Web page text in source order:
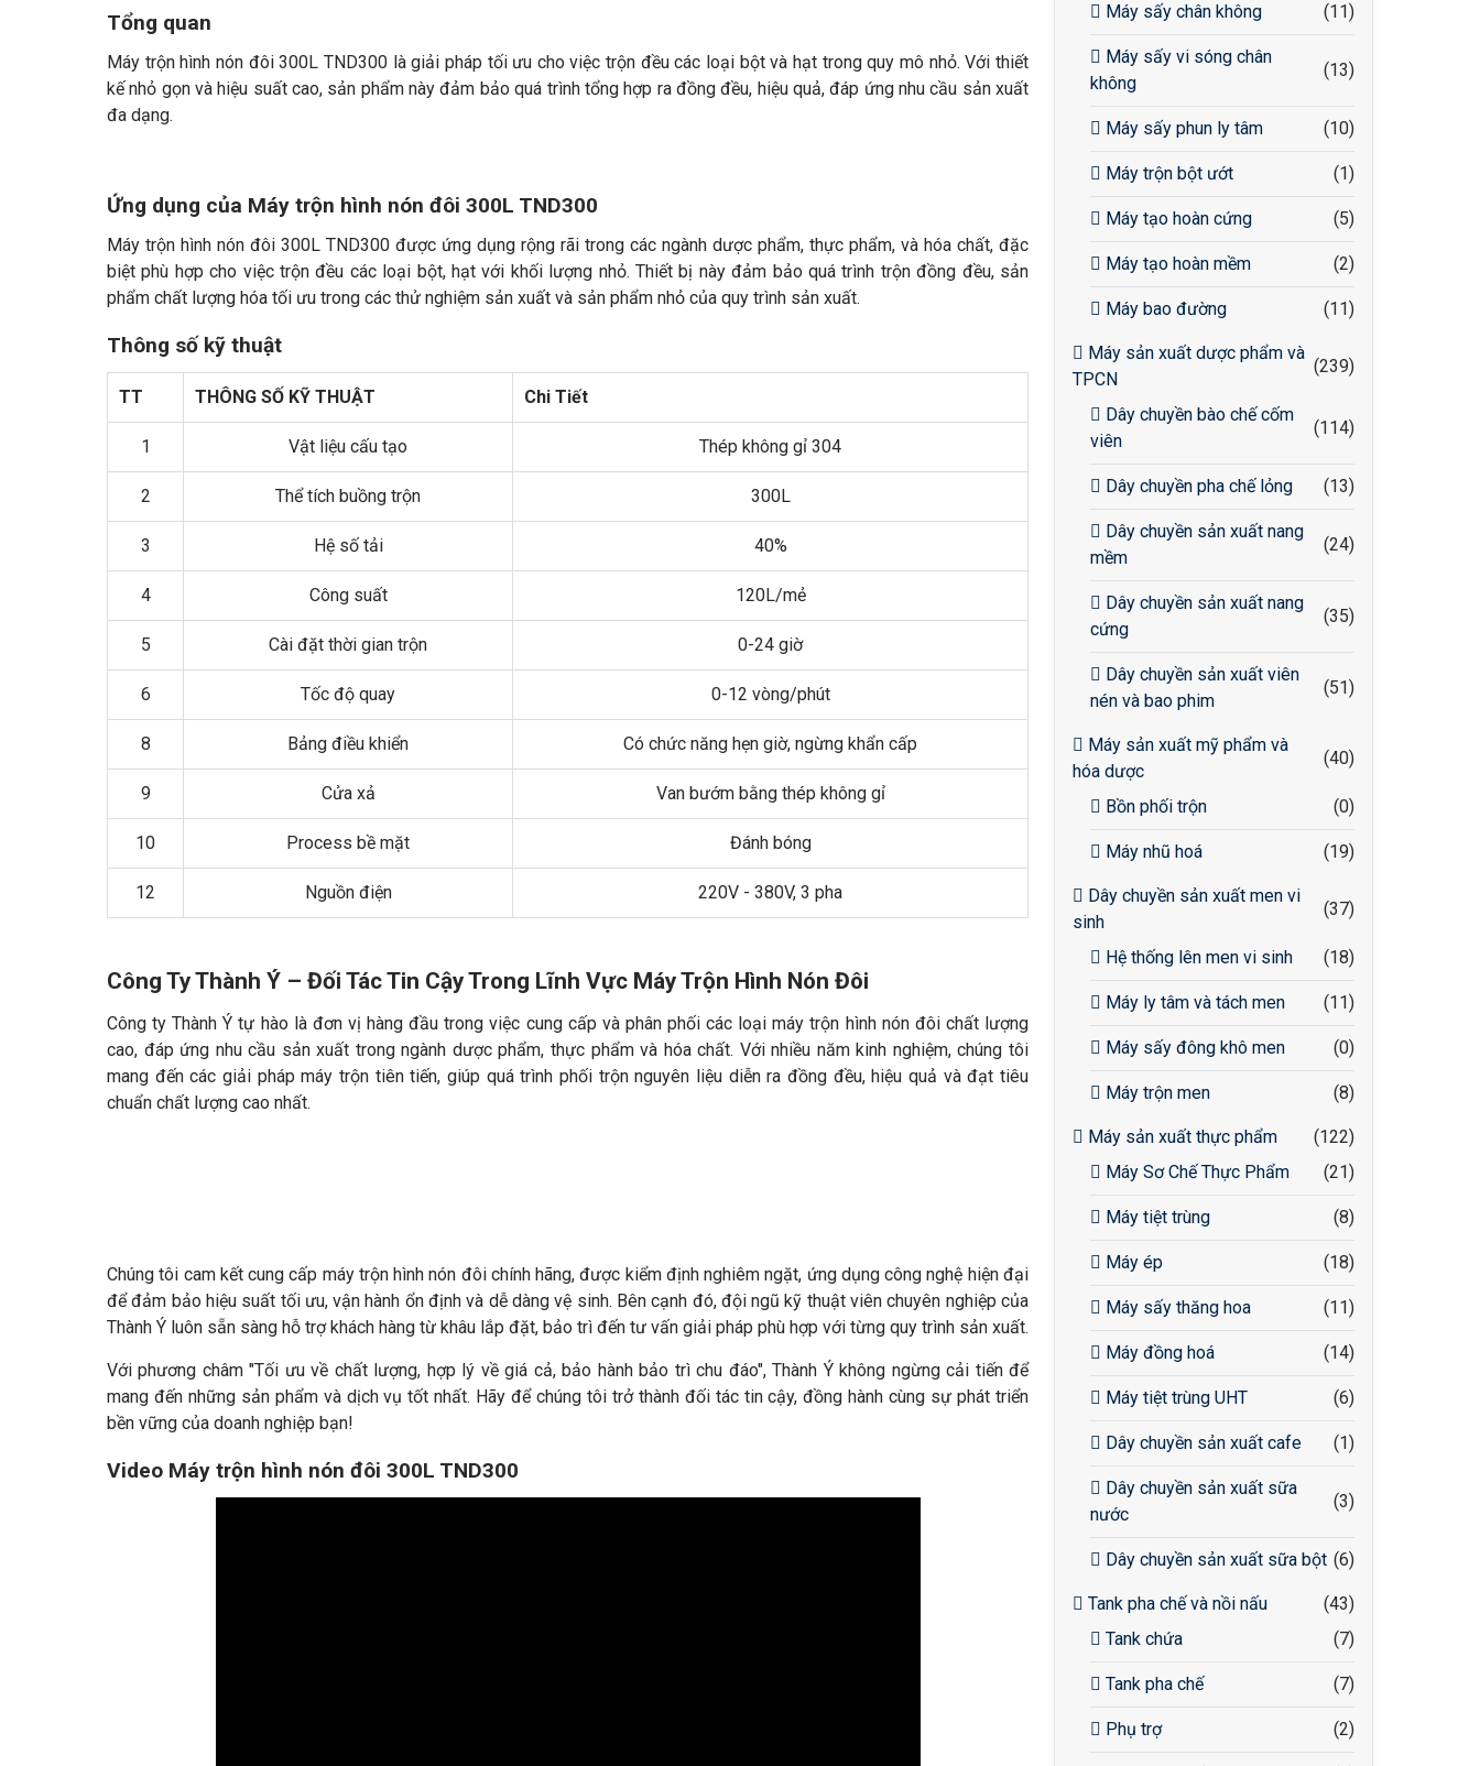
Tổng quan
Máy trộn hình nón đôi 300L TND300 là giải pháp tối ưu cho việc trộn đều các loại bột và hạt trong quy mô nhỏ. Với thiết
kế nhỏ gọn và hiệu suất cao, sản phẩm này đảm bảo quá trình tổng hợp ra đồng đều, hiệu quả, đáp ứng nhu cầu sản xuất
đa dạng.
Ứng dụng của Máy trộn hình nón đôi 300L TND300
Máy trộn hình nón đôi 300L TND300 được ứng dụng rộng rãi trong các ngành dược phẩm, thực phẩm, và hóa chất, đặc
biệt phù hợp cho việc trộn đều các loại bột, hạt với khối lượng nhỏ. Thiết bị này đảm bảo quá trình trộn đồng đều, sản
phẩm chất lượng hóa tối ưu trong các thử nghiệm sản xuất và sản phẩm nhỏ của quy trình sản xuất.
Thông số kỹ thuật
TT THÔNG SỐ KỸ THUẬT Chi Tiết
1 Vật liệu cấu tạo Thép không gỉ 304
2 Thể tích buồng trộn 300L
3 Hệ số tải 40%
4 Công suất 120L/mẻ
5 Cài đặt thời gian trộn 0-24 giờ
6 Tốc độ quay 0-12 vòng/phút
8 Bảng điều khiển Có chức năng hẹn giờ, ngừng khẩn cấp
9 Cửa xả Van bướm bằng thép không gỉ
10 Process bề mặt Đánh bóng
12 Nguồn điện 220V - 380V, 3 pha
Công Ty Thành Ý – Đối Tác Tin Cậy Trong Lĩnh Vực Máy Trộn Hình Nón Đôi
Công ty Thành Ý tự hào là đơn vị hàng đầu trong việc cung cấp và phân phối các loại máy trộn hình nón đôi chất lượng
cao, đáp ứng nhu cầu sản xuất trong ngành dược phẩm, thực phẩm và hóa chất. Với nhiều năm kinh nghiệm, chúng tôi
mang đến các giải pháp máy trộn tiên tiến, giúp quá trình phối trộn nguyên liệu diễn ra đồng đều, hiệu quả và đạt tiêu
chuẩn chất lượng cao nhất.
Chúng tôi cam kết cung cấp máy trộn hình nón đôi chính hãng, được kiểm định nghiêm ngặt, ứng dụng công nghệ hiện đại
để đảm bảo hiệu suất tối ưu, vận hành ổn định và dễ dàng vệ sinh. Bên cạnh đó, đội ngũ kỹ thuật viên chuyên nghiệp của
Thành Ý luôn sẵn sàng hỗ trợ khách hàng từ khâu lắp đặt, bảo trì đến tư vấn giải pháp phù hợp với từng quy trình sản xuất.
Với phương châm "Tối ưu về chất lượng, hợp lý về giá cả, bảo hành bảo trì chu đáo", Thành Ý không ngừng cải tiến để
mang đến những sản phẩm và dịch vụ tốt nhất. Hãy để chúng tôi trở thành đối tác tin cậy, đồng hành cùng sự phát triển
bền vững của doanh nghiệp bạn!
Video Máy trộn hình nón đôi 300L TND300
Máy sấy chân không (11)
Máy sấy vi sóng chân
không
(13)
Máy sấy phun ly tâm (10)
Máy trộn bột ướt (1)
Máy tạo hoàn cứng (5)
Máy tạo hoàn mềm (2)
Máy bao đường (11)
Máy sản xuất dược phẩm và
TPCN
(239)
Dây chuyền bào chế cốm
viên
(114)
Dây chuyền pha chế lỏng (13)
Dây chuyền sản xuất nang
mềm
(24)
Dây chuyền sản xuất nang
cứng
(35)
Dây chuyền sản xuất viên
nén và bao phim
(51)
Máy sản xuất mỹ phẩm và
hóa dược
(40)
Bồn phối trộn (0)
Máy nhũ hoá (19)
Dây chuyền sản xuất men vi
sinh
(37)
Hệ thống lên men vi sinh (18)
Máy ly tâm và tách men (11)
Máy sấy đông khô men (0)
Máy trộn men (8)
Máy sản xuất thực phẩm
(122)
Máy Sơ Chế Thực Phẩm
(21)
Máy tiệt trùng (8)
Máy ép (18)
Máy sấy thăng hoa (11)
Máy đồng hoá (14)
Máy tiệt trùng UHT (6)
Dây chuyền sản xuất cafe (1)
Dây chuyền sản xuất sữa
nước
(3)
Dây chuyền sản xuất sữa bột (6)
Tank pha chế và nồi nấu
(43)
Tank chứa
(7)
Tank pha chế (7)
Phụ trợ (2)